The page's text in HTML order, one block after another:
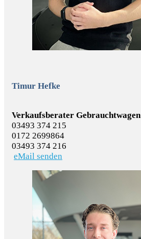
Timur Hefke
Verkaufsberater Gebrauchtwagen
03493 374 215
0172 2699864
03493 374 216
eMail senden